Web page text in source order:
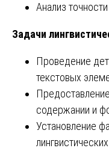
Анализ
Задачи
Проведение
текстовых
содержании и
Установление